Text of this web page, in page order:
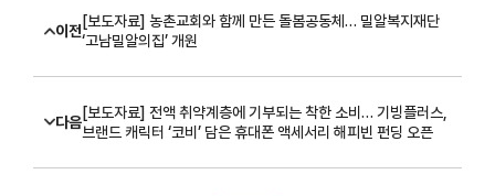
이전
[보도자료] 농촌교회와 함께 만든 돌봄공동체… 밀알복지재단
‘고남밀알의집’ 개원
다음
[보도자료] 전액 취약계층에 기부되는 착한 소비… 기빙플러스,
브랜드 캐릭터 ‘코비’ 담은 휴대폰 액세서리 해피빈 펀딩 오픈